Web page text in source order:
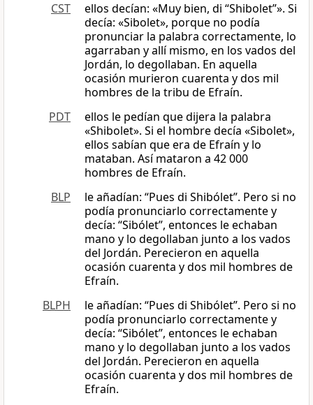
CST
ellos decían: «Muy bien, di “Shibolet”». Si
decía: «Sibolet», porque no podía
pronunciar la palabra correctamente, lo
agarraban y allí mismo, en los vados del
Jordán, lo degollaban. En aquella
ocasión murieron cuarenta y dos mil
hombres de la tribu de Efraín.
PDT
ellos le pedían que dijera la palabra
«Shibolet». Si el hombre decía «Sibolet»,
ellos sabían que era de Efraín y lo
mataban. Así mataron a 42 000
hombres de Efraín.
BLP
le añadían: “Pues di Shibólet”. Pero si no
podía pronunciarlo correctamente y
decía: “Sibólet”, entonces le echaban
mano y lo degollaban junto a los vados
del Jordán. Perecieron en aquella
ocasión cuarenta y dos mil hombres de
Efraín.
BLPH
le añadían: “Pues di Shibólet”. Pero si no
podía pronunciarlo correctamente y
decía: “Sibólet”, entonces le echaban
mano y lo degollaban junto a los vados
del Jordán. Perecieron en aquella
ocasión cuarenta y dos mil hombres de
Efraín.